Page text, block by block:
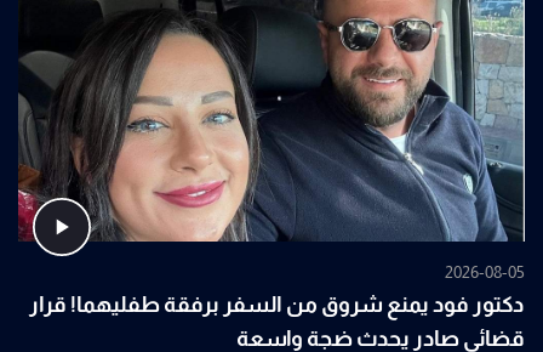
2026-08-05
دكتور فود يمنع شروق من السفر برفقة طفليهما! قرار
قضائي صادر يحدث ضجة واسعة